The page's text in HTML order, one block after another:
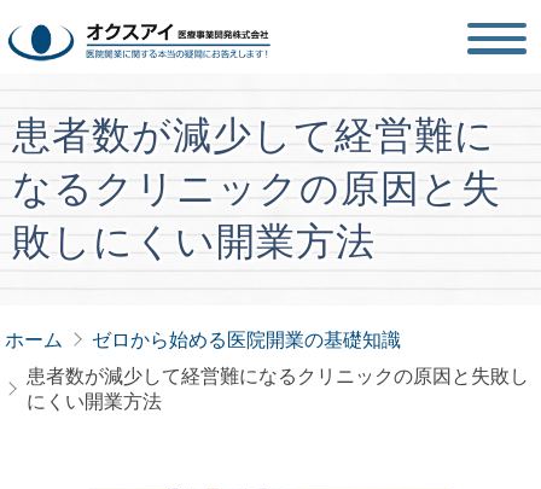
患者数が減少して経営難に
なるクリニックの原因と失
敗しにくい開業方法
ホーム
ゼロから始める医院開業の基礎知識
患者数が減少して経営難になるクリニックの原因と失敗し
にくい開業方法